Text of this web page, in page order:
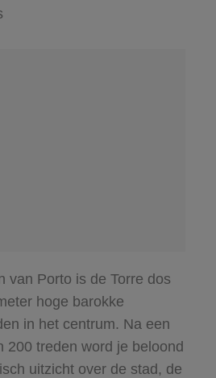
van Porto is de Torre dos
hoge barokke
in het centrum. Na een
200 treden word je beloond
uitzicht over de stad, de